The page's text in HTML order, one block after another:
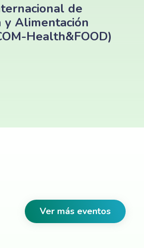
de
y Alimentación
Health&FOOD)
Ver más eventos